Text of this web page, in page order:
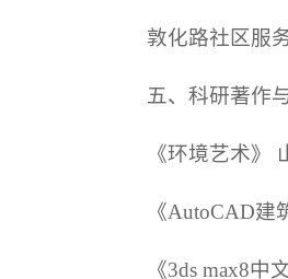
敦化路社区服
五、科研著作
《环境艺术》
《AutoCAD
《3ds max8